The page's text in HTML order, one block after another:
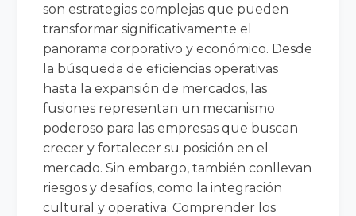
son estrategias complejas que pueden
transformar significativamente el
panorama corporativo y económico. Desde
la búsqueda de eficiencias operativas
hasta la expansión de mercados, las
fusiones representan un mecanismo
poderoso para las empresas que buscan
crecer y fortalecer su posición en el
mercado. Sin embargo, también conllevan
riesgos y desafíos, como la integración
cultural y operativa. Comprender los